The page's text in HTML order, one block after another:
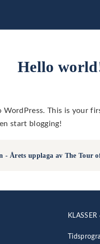
Hello
WordPress. This is your
start blogging!
- Årets upplaga av The Tour